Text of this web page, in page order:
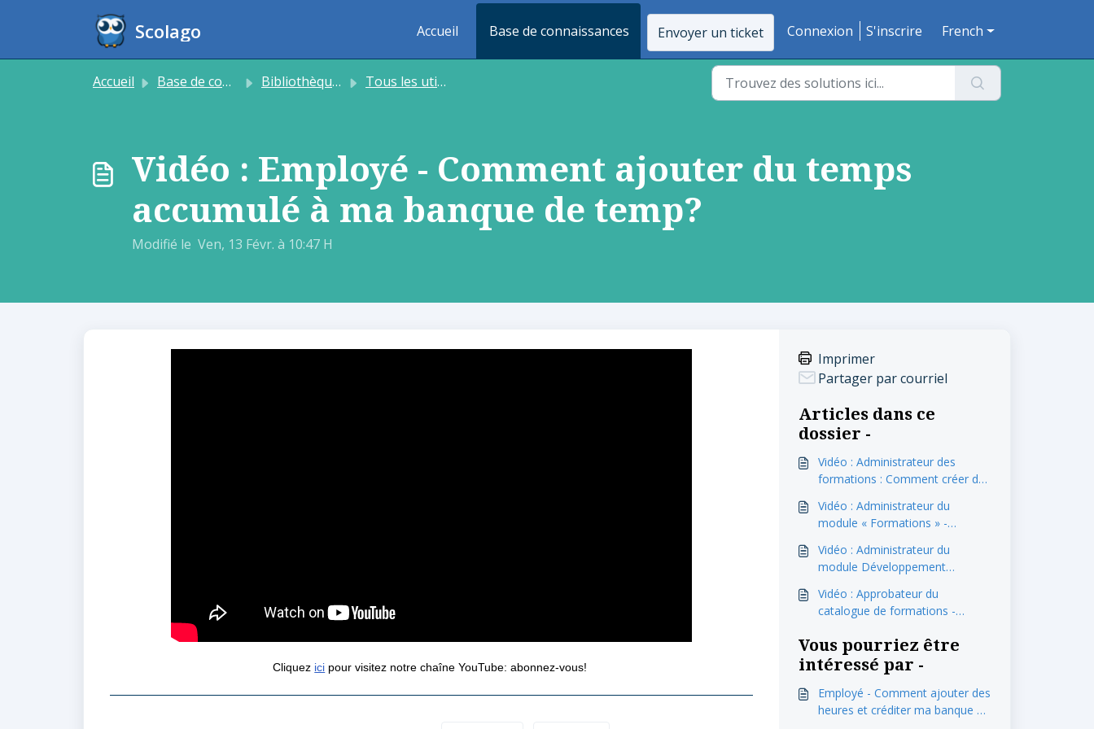
Scolago Accueil Base de connaissances Envoyer un ticket Connexion S'inscrire French
Accueil Base de connaissances Bibliothèque média Tous les utilisateurs
Vidéo : Employé - Comment ajouter du temps
accumulé à ma banque de temp?
Modifié le Ven, 13 Févr. à 10:47 H
Cliquez ici pour visitez notre chaîne YouTube: abonnez-vous!
Imprimer
Partager par courriel
Articles dans ce
dossier -
Vidéo : Administrateur des
formations : Comment créer des
Vidéo : Administrateur du
module « Formations » -
Périodes de formation »
Vidéo : Administrateur du
module Développement
un gabarit d'évaluation
professionnelle?
Vidéo : Approbateur du
catalogue de formations -
modifier une formation pour
l'afficher au « Catalogue »?
Vous pourriez être
intéressé par -
Employé - Comment ajouter des
heures et créditer ma banque de